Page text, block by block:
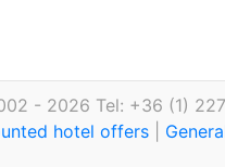
- 2026 Tel: +36 (1)
hotel offers